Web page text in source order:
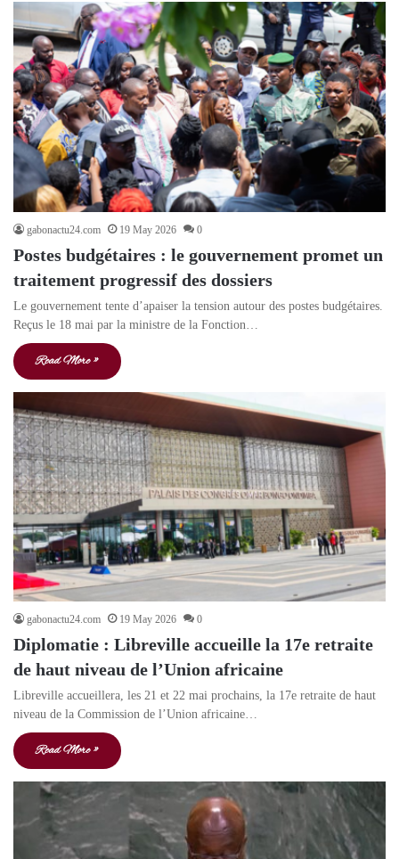
gabonactu24.com 19 May 2026 0
Postes budgétaires : le gouvernement promet un
traitement progressif des dossiers
Le gouvernement tente d’apaiser la tension autour des postes budgétaires.
Reçus le 18 mai par la ministre de la Fonction…
Read More »
gabonactu24.com 19 May 2026 0
Diplomatie : Libreville accueille la 17e retraite
de haut niveau de l’Union africaine
Libreville accueillera, les 21 et 22 mai prochains, la 17e retraite de haut
niveau de la Commission de l’Union africaine…
Read More »